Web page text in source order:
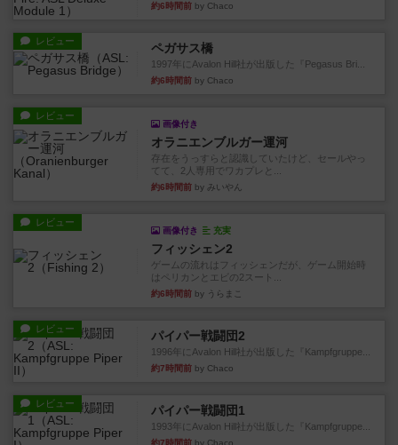
約6時間前 by Chaco
レビュー ペガサス橋
1997年にAvalon Hill社が出版した『Pegasus Bri...
約6時間前 by Chaco
レビュー
画像付き
オラニエンブルガー運河
存在をうっすらと認識していたけど、セールやっ
てて、2人専用でワカプレと...
約6時間前 by みいやん
レビュー
画像付き 充実
フィッシェン2
ゲームの流れはフィッシェンだが、ゲーム開始時
はペリカンとエビの2スート...
約6時間前 by うらまこ
レビュー パイパー戦闘団2
1996年にAvalon Hill社が出版した『Kampfgruppe...
約7時間前 by Chaco
レビュー パイパー戦闘団1
1993年にAvalon Hill社が出版した『Kampfgruppe...
約7時間前 by Chaco